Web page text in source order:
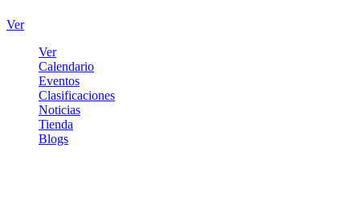
Ver
Ver
Calendario
Eventos
Clasificaciones
Noticias
Tienda
Blogs